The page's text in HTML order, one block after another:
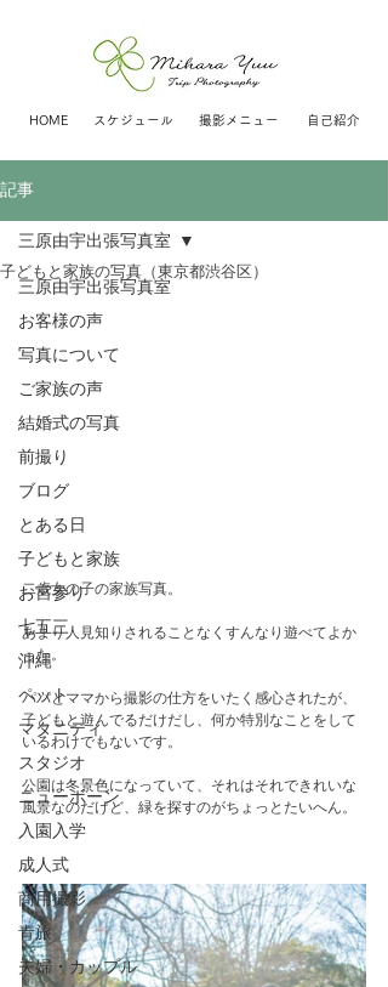
HOME スケジュール 撮影メニュー 自己紹介
記事
三原由宇出張写真室
お客様の声
写真について
ご家族の声
結婚式の写真
前撮り
ブログ
とある日
子どもと家族
お宮参り
七五三
沖縄
ペット
マタニティ
スタジオ
ニューボーン
入園入学
成人式
商用撮影
青旅
夫婦・カップル
三原由宇出張写真室
子どもと家族の写真（東京都渋谷区）
二歳女の子の家族写真。
あまり人見知りされることなくすんなり遊べてよか
った。
パパとママから撮影の仕方をいたく感心されたが、
子どもと遊んでるだけだし、何か特別なことをして
いるわけでもないです。
公園は冬景色になっていて、それはそれできれいな
風景なのだけど、緑を探すのがちょっとたいへん。